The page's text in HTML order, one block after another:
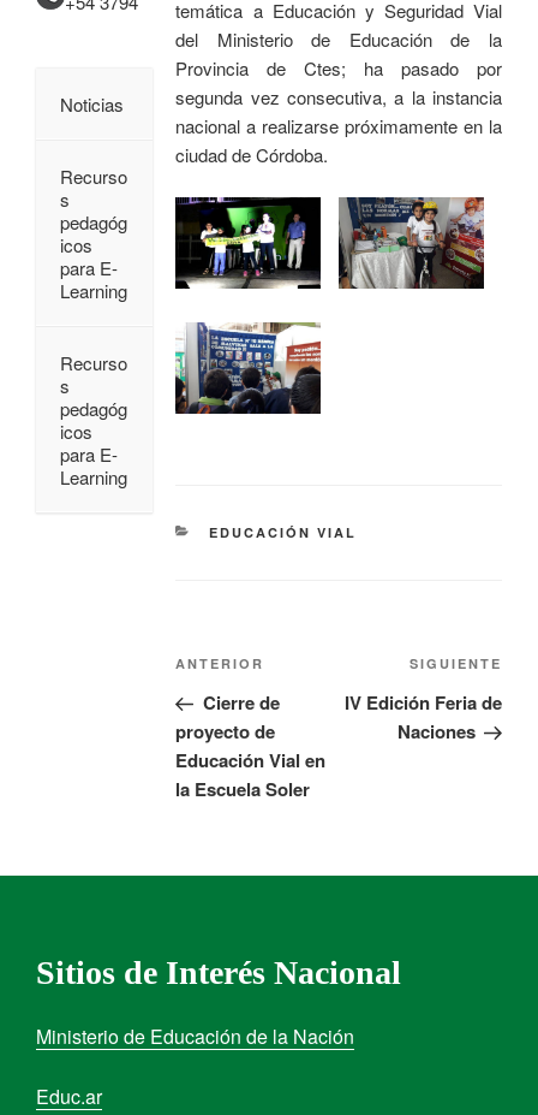
temática a Educación y Seguridad Vial
del Ministerio de Educación de la
Provincia de Ctes; ha pasado por
segunda vez consecutiva, a la instancia
nacional a realizarse próximamente en la
ciudad de Córdoba.
EDUCACIÓN VIAL
ANTERIOR
Cierre de
proyecto de
Educación Vial en
la Escuela Soler
SIGUIENTE
IV Edición Feria de
Naciones
Noticias
Recurso
s
pedagóg
icos
para E-
Learning
Recurso
s
pedagóg
icos
para E-
Learning
Sitios de Interés Nacional
Ministerio de Educación de la Nación
Educ.ar